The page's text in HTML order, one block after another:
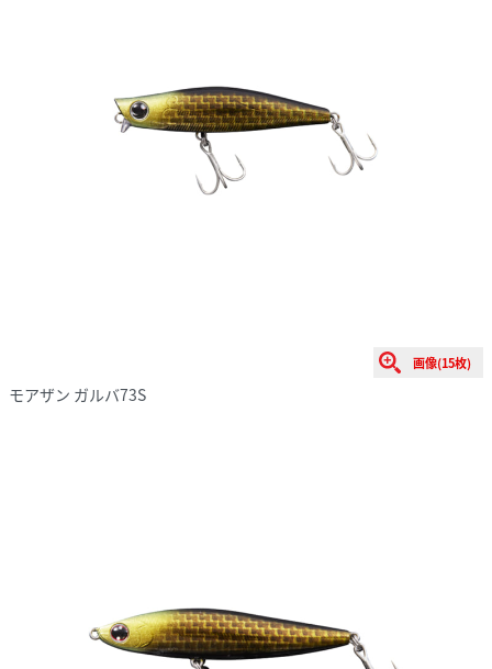
画像(15枚)
モアザン ガルバ73S